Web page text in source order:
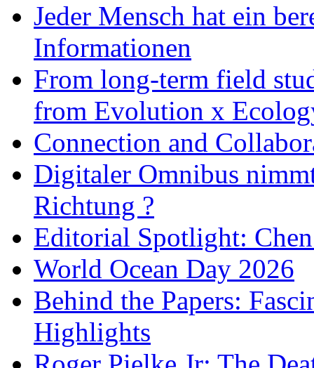
Jeder Mensch hat ein
Informationen
From long-term field
from Evolution x
Connection and
Digitaler Omnibus
Richtung ?
Editorial Spotlight:
World Ocean Day 2026
Behind the Papers:
Highlights